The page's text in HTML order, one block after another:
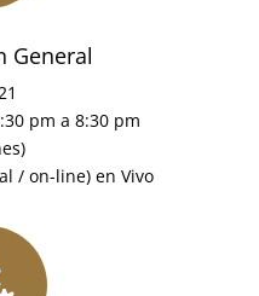
General
pm a 8:30 pm
/ on-line) en Vivo